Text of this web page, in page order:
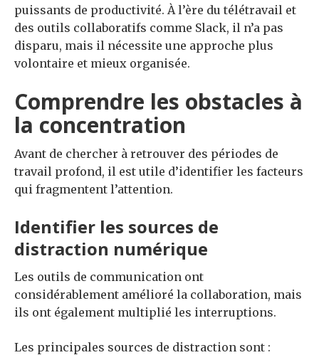
puissants de productivité. À l’ère du télétravail et
des outils collaboratifs comme Slack, il n’a pas
disparu, mais il nécessite une approche plus
volontaire et mieux organisée.
Comprendre les obstacles à
la concentration
Avant de chercher à retrouver des périodes de
travail profond, il est utile d’identifier les facteurs
qui fragmentent l’attention.
Identifier les sources de
distraction numérique
Les outils de communication ont
considérablement amélioré la collaboration, mais
ils ont également multiplié les interruptions.
Les principales sources de distraction sont :